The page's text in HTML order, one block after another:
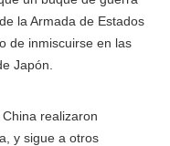
la Armada de Estados
de inmiscuirse en las
Japón.
realizaron
y sigue a otros